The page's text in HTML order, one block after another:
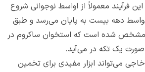
فرآیند معمولاً از اواسط نوجوانی شروع
دهه بیست به پایان می‌رسد و طبق
مشخص شده است که استخوان ساکروم در
یک تکه در می‌آید.
می‌تواند ابزار مفیدی برای تخمین